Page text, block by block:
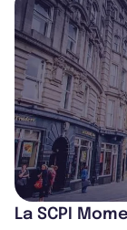
La SCPI